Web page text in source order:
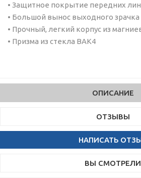
• Защитное покрытие передних
• Большой вынос выходного зрачка
• Прочный, легкий корпус из
• Призма из стекла BAK4
ОПИСАНИЕ
ОТЗЫВЫ
НАПИСАТЬ
ВЫ СМОТРЕЛИ